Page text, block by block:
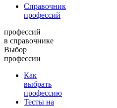
Справочник
профессий
профессий
в справочнике
Выбор
профессии
Как
выбрать
профессию
Тесты на